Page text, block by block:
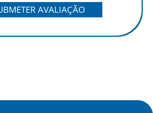
AVALIAÇÃO